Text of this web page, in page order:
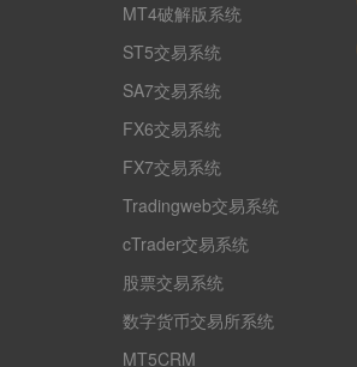
MT4破解版系统
ST5交易系统
SA7交易系统
FX6交易系统
FX7交易系统
Tradingweb交易系统
cTrader交易系统
股票交易系统
数字货币交易所系统
MT5CRM